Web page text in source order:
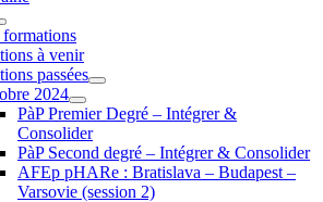
à venir
passées
2024
PàP Premier Degré – Intégrer &
Consolider
PàP Second degré – Intégrer & Consolider
AFEp pHARe : Bratislava – Budapest –
Varsovie (session 2)